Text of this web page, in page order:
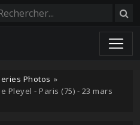
Photos »
Pleyel - Paris (75) - 23 mars